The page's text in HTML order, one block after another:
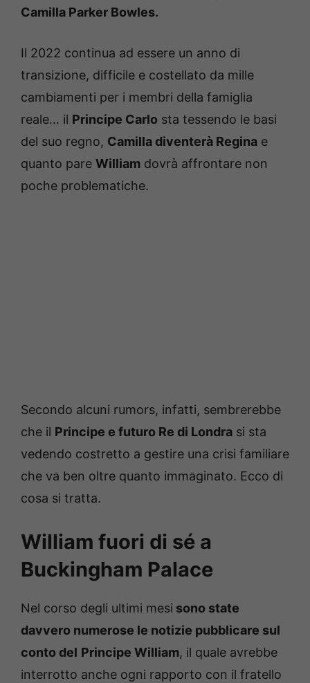
Camilla Parker Bowles.
Il 2022 continua ad essere un anno di
transizione, difficile e costellato da mille
cambiamenti per i membri della famiglia
reale… il Principe Carlo sta tessendo le basi
del suo regno, Camilla diventerà Regina e
quanto pare William dovrà affrontare non
poche problematiche.
Secondo alcuni rumors, infatti, sembrerebbe
che il Principe e futuro Re di Londra si sta
vedendo costretto a gestire una crisi familiare
che va ben oltre quanto immaginato. Ecco di
cosa si tratta.
William fuori di sé a
Buckingham Palace
Nel corso degli ultimi mesi sono state
davvero numerose le notizie pubblicare sul
conto del Principe William, il quale avrebbe
interrotto anche ogni rapporto con il fratello